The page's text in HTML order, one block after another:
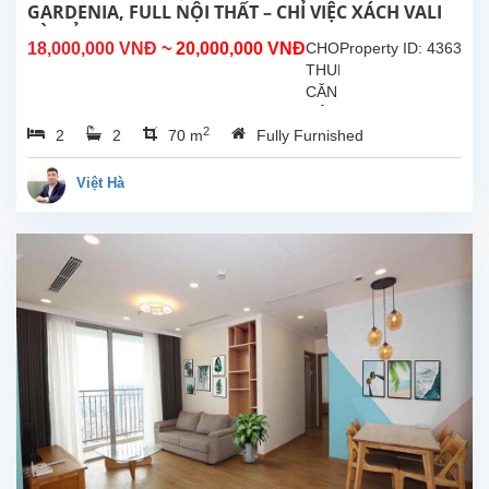
đãng2
ngủ
| 2
Phòng...
GARDENIA, FULL NỘI THẤT – CHỈ VIỆC XÁCH VALI
VÀO Ở!
18,000,000 VNĐ ~ 20,000,000 VNĐ Property ID: 4363
CHO
THUÊ
CĂN
CAO
CẤP
NỘI
THẤT
CHỈ
VIỆC
VALI
Ở!
2 2 70 m2 Fully Furnished
Việt Hà